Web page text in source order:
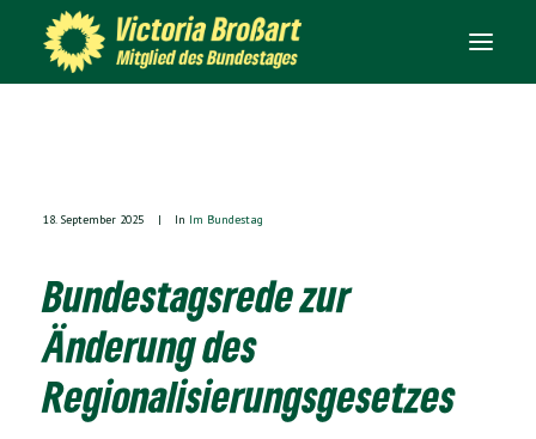
IN DER PRESSE
KONTAKT
18. September 2025 | In Im Bundestag
Bundestagsrede zur
Änderung des
Regionalisierungsgesetzes